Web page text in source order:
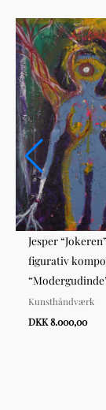
Jesper
figurativ
Kunsthåndværk
DKK 8.000,00